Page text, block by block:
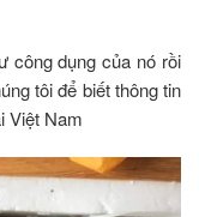
công dụng của nó rồi
tôi để biết thông tin
Việt Nam